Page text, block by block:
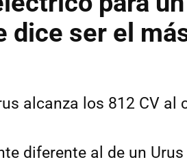
dice ser el
alcanza los 812 CV al
diferente al de un